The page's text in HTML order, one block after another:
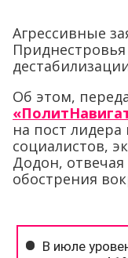
Агрессивные
Об этом,
на пост
социалистов,
Додон, отвечая
обострения